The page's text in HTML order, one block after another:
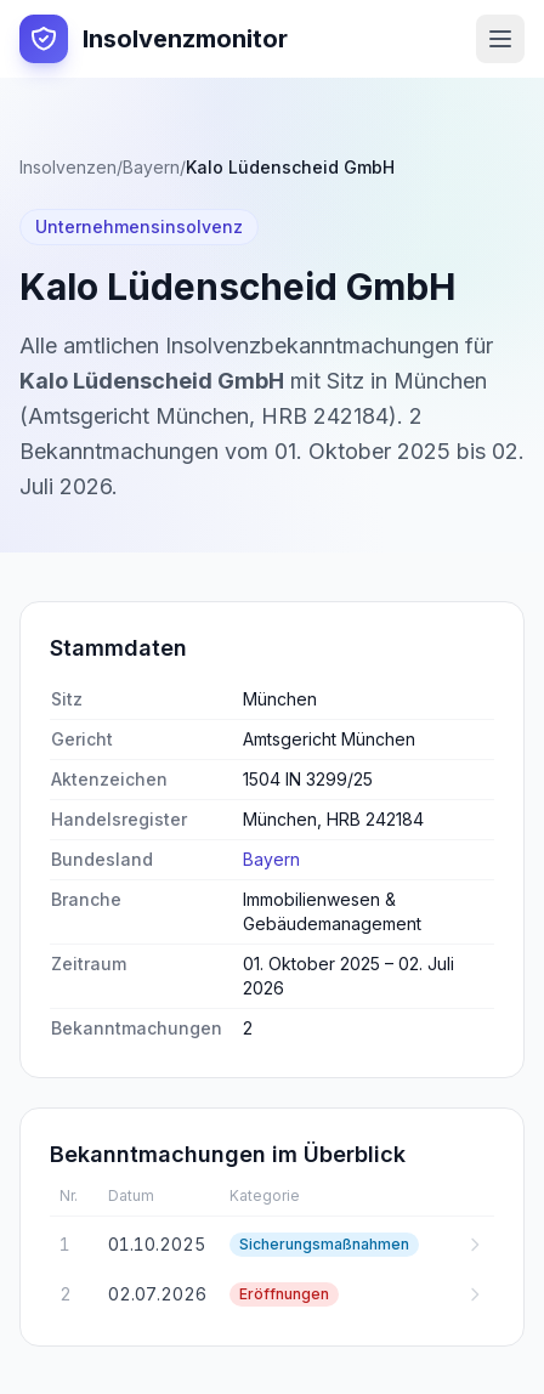
Insolvenzmonitor
Insolvenzen/Bayern/Kalo Lüdenscheid GmbH
Unternehmensinsolvenz
Kalo Lüdenscheid GmbH
Alle amtlichen Insolvenzbekanntmachungen für
Kalo Lüdenscheid GmbH mit Sitz in München
(Amtsgericht München, HRB 242184). 2
Bekanntmachungen vom 01. Oktober 2025 bis 02.
Juli 2026.
Stammdaten
Sitz
München
Gericht
Amtsgericht München
Aktenzeichen
1504 IN 3299/25
Handelsregister
München, HRB 242184
Bundesland
Bayern
Branche
Immobilienwesen &
Gebäudemanagement
Zeitraum
01. Oktober 2025 – 02. Juli
2026
Bekanntmachungen
2
Bekanntmachungen im Überblick
Nr. Datum Kategorie
1 01.10.2025 Sicherungsmaßnahmen
2 02.07.2026 Eröffnungen